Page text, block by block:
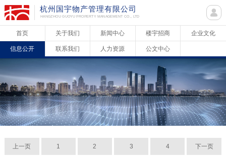
杭州国宇物产管理有限公司
HANGZHOU GUOYU PROPERTY MANAGEMENT CO., LTD
首页 关于我们 新闻中心 楼宇招商 企业文化
信息公开 联系我们 人力资源 公文中心
上一页 1 2 3 4 下一页